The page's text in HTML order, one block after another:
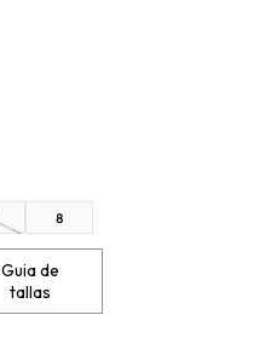
8
Guia de
tallas